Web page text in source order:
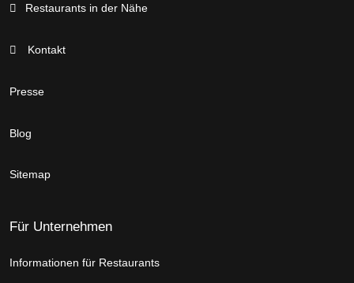
Restaurants in der Nähe
Kontakt
Presse
Blog
Sitemap
Für Unternehmen
Informationen für Restaurants